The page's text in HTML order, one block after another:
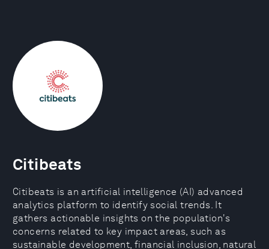
Citibeats
Citibeats is an artificial intelligence (AI) advanced
analytics platform to identify social trends. It
gathers actionable insights on the population's
concerns related to key impact areas, such as
sustainable development, financial inclusion, natural